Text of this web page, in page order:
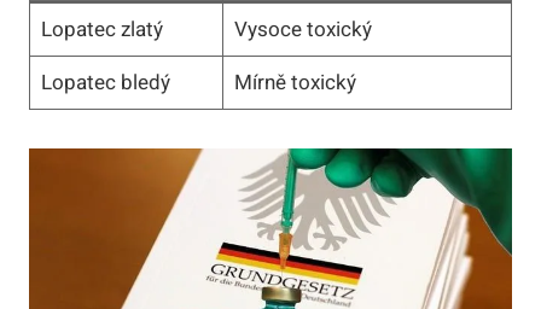
Lopatec zlatý
Vysoce toxický
Lopatec bledý
Mírně toxický